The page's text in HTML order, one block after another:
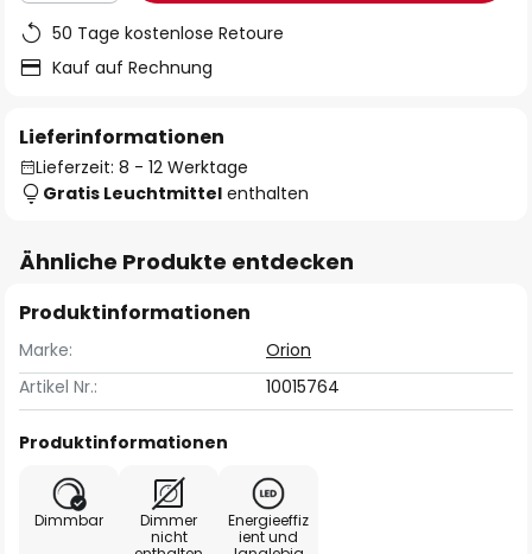
50 Tage kostenlose Retoure
Kauf auf Rechnung
Lieferinformationen
Lieferzeit: 8 - 12 Werktage
Gratis Leuchtmittel enthalten
Ähnliche Produkte entdecken
Produktinformationen
Marke:
Orion
Artikel Nr.:
10015764
Produktinformationen
Dimmbar
Dimmer
nicht
Energieeffiz
ient und